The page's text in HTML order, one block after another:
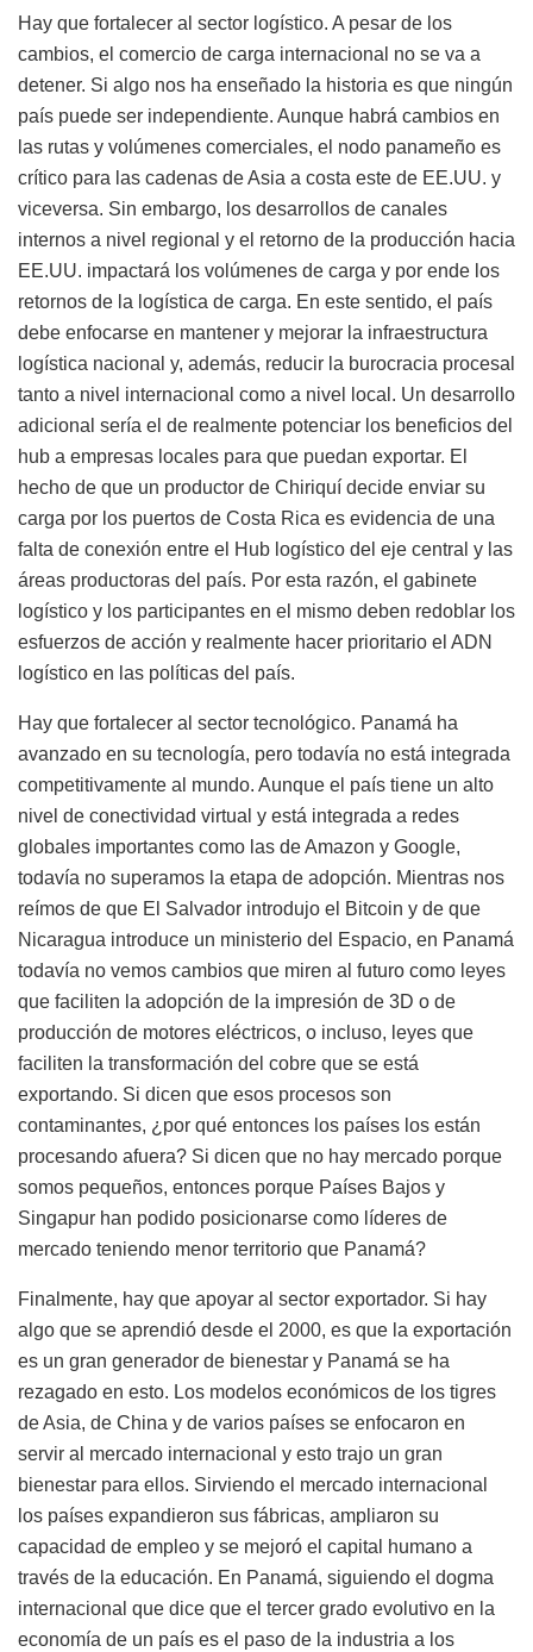
Hay que fortalecer al sector logístico. A pesar de los
cambios, el comercio de carga internacional no se va a
detener. Si algo nos ha enseñado la historia es que ningún
país puede ser independiente. Aunque habrá cambios en
las rutas y volúmenes comerciales, el nodo panameño es
crítico para las cadenas de Asia a costa este de EE.UU. y
viceversa. Sin embargo, los desarrollos de canales
internos a nivel regional y el retorno de la producción hacia
EE.UU. impactará los volúmenes de carga y por ende los
retornos de la logística de carga. En este sentido, el país
debe enfocarse en mantener y mejorar la infraestructura
logística nacional y, además, reducir la burocracia procesal
tanto a nivel internacional como a nivel local. Un desarrollo
adicional sería el de realmente potenciar los beneficios del
hub a empresas locales para que puedan exportar. El
hecho de que un productor de Chiriquí decide enviar su
carga por los puertos de Costa Rica es evidencia de una
falta de conexión entre el Hub logístico del eje central y las
áreas productoras del país. Por esta razón, el gabinete
logístico y los participantes en el mismo deben redoblar los
esfuerzos de acción y realmente hacer prioritario el ADN
logístico en las políticas del país.
Hay que fortalecer al sector tecnológico. Panamá ha
avanzado en su tecnología, pero todavía no está integrada
competitivamente al mundo. Aunque el país tiene un alto
nivel de conectividad virtual y está integrada a redes
globales importantes como las de Amazon y Google,
todavía no superamos la etapa de adopción. Mientras nos
reímos de que El Salvador introdujo el Bitcoin y de que
Nicaragua introduce un ministerio del Espacio, en Panamá
todavía no vemos cambios que miren al futuro como leyes
que faciliten la adopción de la impresión de 3D o de
producción de motores eléctricos, o incluso, leyes que
faciliten la transformación del cobre que se está
exportando. Si dicen que esos procesos son
contaminantes, ¿por qué entonces los países los están
procesando afuera? Si dicen que no hay mercado porque
somos pequeños, entonces porque Países Bajos y
Singapur han podido posicionarse como líderes de
mercado teniendo menor territorio que Panamá?
Finalmente, hay que apoyar al sector exportador. Si hay
algo que se aprendió desde el 2000, es que la exportación
es un gran generador de bienestar y Panamá se ha
rezagado en esto. Los modelos económicos de los tigres
de Asia, de China y de varios países se enfocaron en
servir al mercado internacional y esto trajo un gran
bienestar para ellos. Sirviendo el mercado internacional
los países expandieron sus fábricas, ampliaron su
capacidad de empleo y se mejoró el capital humano a
través de la educación. En Panamá, siguiendo el dogma
internacional que dice que el tercer grado evolutivo en la
economía de un país es el paso de la industria a los